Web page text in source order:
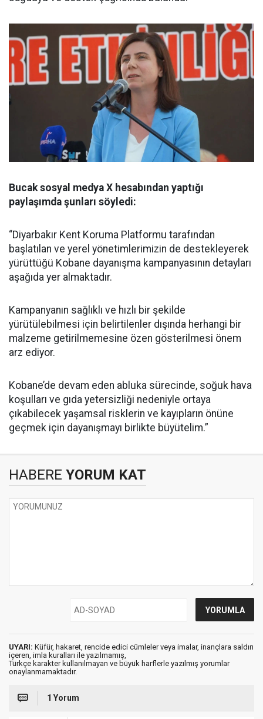
Bucak sosyal medya X hesabından yaptığı
paylaşımda şunları söyledi:
“Diyarbakır Kent Koruma Platformu tarafından
başlatılan ve yerel yönetimlerimizin de destekleyerek
yürüttüğü Kobane dayanışma kampanyasının detayları
aşağıda yer almaktadır.
Kampanyanın sağlıklı ve hızlı bir şekilde
yürütülebilmesi için belirtilenler dışında herhangi bir
malzeme getirilmemesine özen gösterilmesi önem
arz ediyor.
Kobane’de devam eden abluka sürecinde, soğuk hava
koşulları ve gıda yetersizliği nedeniyle ortaya
çıkabilecek yaşamsal risklerin ve kayıpların önüne
geçmek için dayanışmayı birlikte büyütelim.”
HABERE YORUM KAT
UYARI: Küfür, hakaret, rencide edici cümleler veya imalar, inançlara saldırı
içeren, imla kuralları ile yazılmamış,
Türkçe karakter kullanılmayan ve büyük harflerle yazılmış yorumlar
onaylanmamaktadır.
1 Yorum